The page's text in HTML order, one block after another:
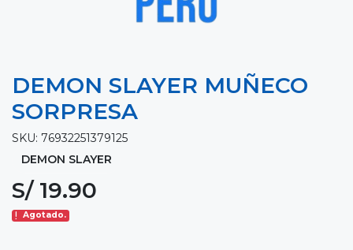
DEMON SLAYER MUÑECO
SORPRESA
SKU: 76932251379125
DEMON SLAYER
S/ 19.90
Agotado.